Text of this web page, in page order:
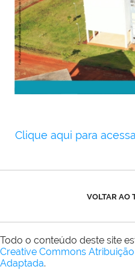
Clique aqui para
VOLTAR AO
Todo o conteúdo deste site
Creative Commons
Adaptada.